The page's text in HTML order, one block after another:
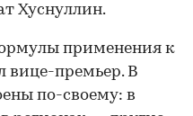
Хуснуллин.
применения к
вице-премьер. В
по-своему: в